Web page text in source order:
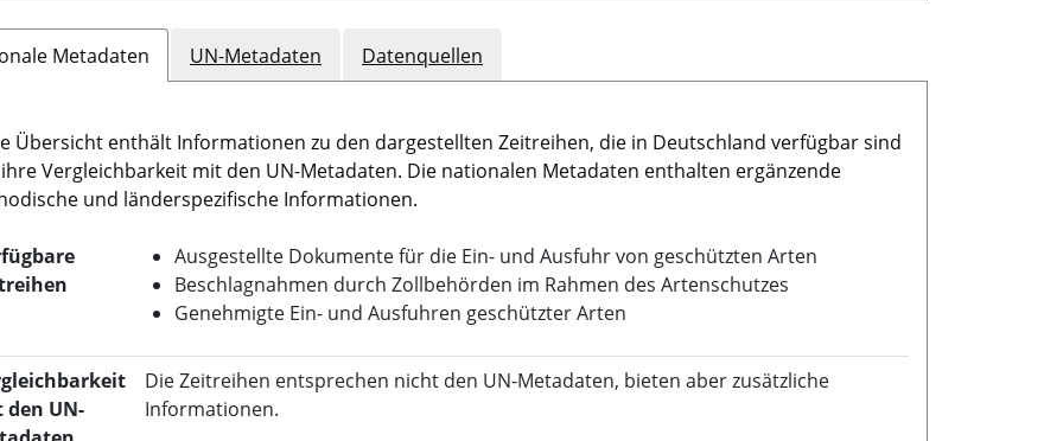
Metadaten UN-Metadaten Datenquellen
Übersicht enthält Informationen zu den dargestellten Zeitreihen, die in Deutschland verfügbar sind
Vergleichbarkeit mit den UN-Metadaten. Die nationalen Metadaten enthalten ergänzende
und länderspezifische Informationen.
Ausgestellte Dokumente für die Ein- und Ausfuhr von geschützten Arten
Beschlagnahmen durch Zollbehörden im Rahmen des Artenschutzes
Genehmigte Ein- und Ausfuhren geschützter Arten
den UN-
Die Zeitreihen entsprechen nicht den UN-Metadaten, bieten aber zusätzliche
Informationen.